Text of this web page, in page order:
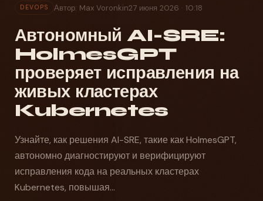
DEVOPS Автор: Max Voronkin27 июня 2026 · 10:18
Автономный AI-SRE:
HolmesGPT
проверяет исправления на
живых кластерах
Kubernetes
Узнайте, как решения AI-SRE, такие как HolmesGPT,
автономно диагностируют и верифицируют
исправления кода на реальных кластерах
Kubernetes, повышая...